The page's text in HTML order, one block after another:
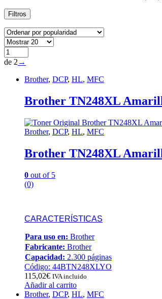
Filtros
de 2 →
Brother, DCP, HL, MFC
Brother TN248XL
Brother, DCP, HL, MFC
Brother TN248XL
0 out of 5
(0)
CARACTERÍSTICAS
Para uso en: Brother
Fabricante: Brother
Capacidad: 2.300 páginas
Código: 44BTN248XLYO
115,02€ IVA incluido
Añadir al carrito
Brother, DCP, HL, MFC